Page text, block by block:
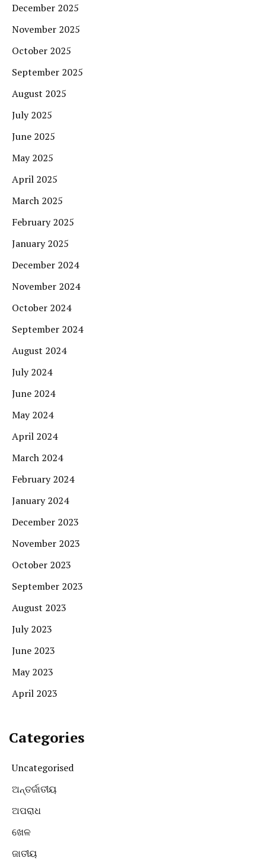
December 2025
November 2025
October 2025
September 2025
August 2025
July 2025
June 2025
May 2025
April 2025
March 2025
February 2025
January 2025
December 2024
November 2024
October 2024
September 2024
August 2024
July 2024
June 2024
May 2024
April 2024
March 2024
February 2024
January 2024
December 2023
November 2023
October 2023
September 2023
August 2023
July 2023
June 2023
May 2023
April 2023
Categories
Uncategorised
ଅନ୍ତର୍ଜାତୀୟ
ଅପରାଧ
ଖେଳ
ଜାତୀୟ